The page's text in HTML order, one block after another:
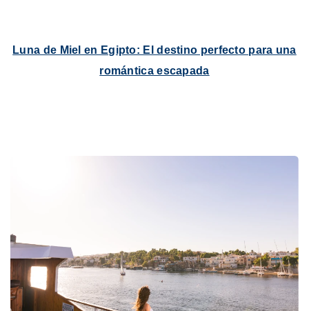
Luna de Miel en Egipto: El destino perfecto para una
romántica escapada